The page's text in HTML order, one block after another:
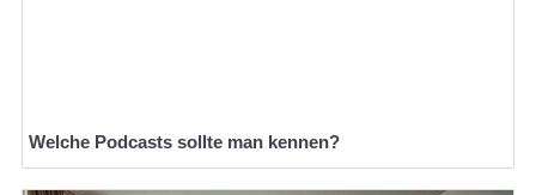
Welche Podcasts sollte man kennen?